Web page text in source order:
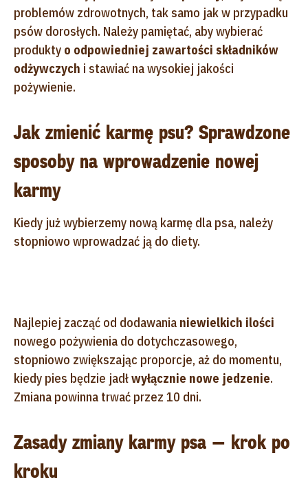
problemów zdrowotnych, tak samo jak w przypadku
psów dorosłych. Należy pamiętać, aby wybierać
produkty o odpowiedniej zawartości składników
odżywczych i stawiać na wysokiej jakości
pożywienie.
Jak zmienić karmę psu? Sprawdzone
sposoby na wprowadzenie nowej
karmy
Kiedy już wybierzemy nową karmę dla psa, należy
stopniowo wprowadzać ją do diety.
Najlepiej zacząć od dodawania niewielkich ilości
nowego pożywienia do dotychczasowego,
stopniowo zwiększając proporcje, aż do momentu,
kiedy pies będzie jadłwyłącznie nowe jedzenie.
Zmiana powinna trwać przez 10 dni.
Zasady zmiany karmy psa — krok po
kroku